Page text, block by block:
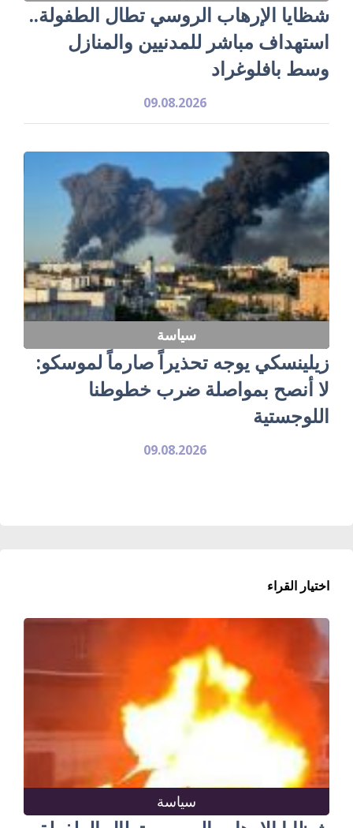
شظايا الإرهاب الروسي تطال الطفولة..
استهداف مباشر للمدنيين والمنازل
وسط بافلوغراد
09.08.2026
سياسة
زيلينسكي يوجه تحذيراً صارماً لموسكو:
لا أنصح بمواصلة ضرب خطوطنا
اللوجستية
09.08.2026
اختيار القراء
سياسة